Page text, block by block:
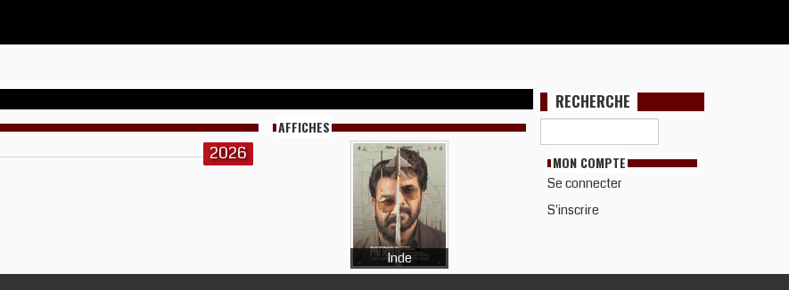
2026
AFFICHES
Inde
RECHERCHE
MON COMPTE
Se connecter
S'inscrire